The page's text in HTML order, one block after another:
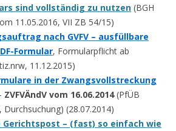
sind vollständig zu nutzen (BGH
11.05.2016, VII ZB 54/15)
nach GVFV – ausfüllbare
Formular, Formularpflicht ab
11.12.2015)
in der Zwangsvollstreckung
ZVFVÄndV vom 16.06.2014(PfÜB
Durchsuchung) (28.07.2014)
Gerichtspost – (fast) so einfach wie